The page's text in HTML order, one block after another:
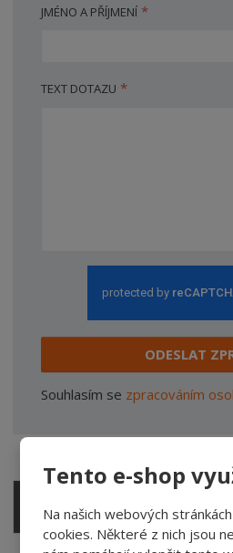
Tento e-shop
Na našich webových
cookies. Některé z nich jsou
JMÉNO A PŘÍJMENÍ *
TEXT DOTAZU *
ODESLAT
Souhlasím se zpracováním
AKTUALITY